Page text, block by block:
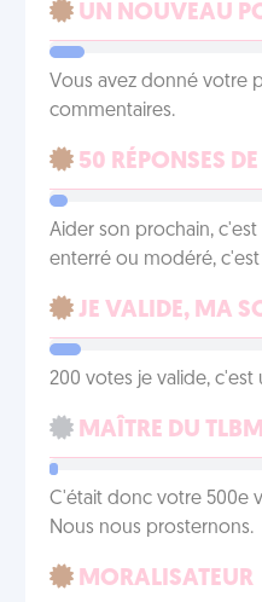
UN NOUVEAU
Vous avez donné votre
commentaires.
50 RÉPONSES
Aider son prochain, c'est
enterré ou modéré,
JE VALIDE, MA
200 votes je valide, c'est
MAÎTRE DU TLBM
C'était donc votre 500e
Nous nous prosternons.
MORALISATEUR